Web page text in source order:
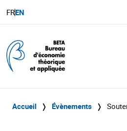
FREN
Accueil ❭ Évènements ❭